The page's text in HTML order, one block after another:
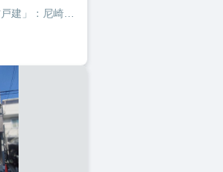
「尼崎市長洲中通 中古戸建」：尼崎市エリアの新居にピッタリ☆合志病院まで405mです☆72.4㎡の建物面積がある物件です☆マイホームを妥協せず探したいのであれば、0120-597-114/info@cshome.jpから、ＣＳホームまでお問い合わせください(*^^*)